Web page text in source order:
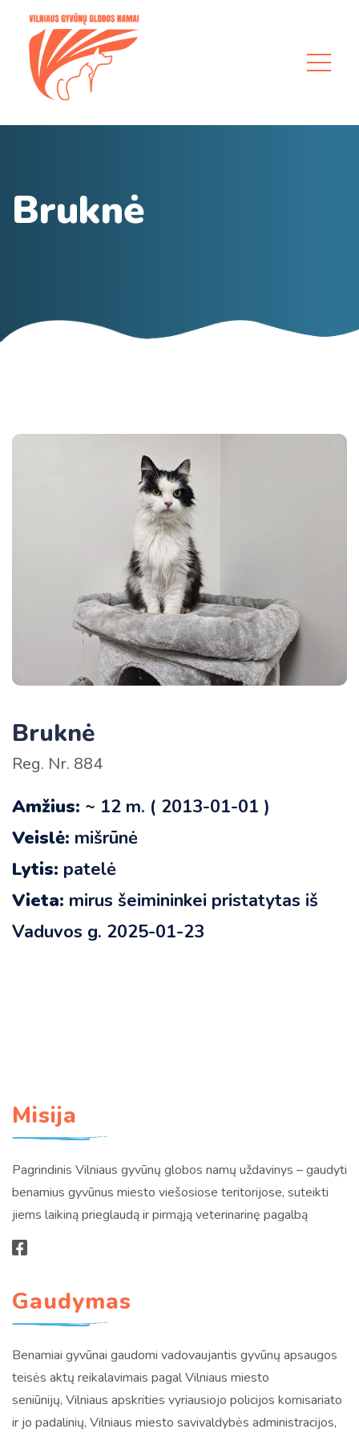
Bruknė
Bruknė
Reg. Nr. 884
Amžius: ~ 12 m. ( 2013-01-01 )
Veislė: mišrūnė
Lytis: patelė
Vieta: mirus šeimininkei pristatytas iš
Vaduvos g. 2025-01-23
Misija
Pagrindinis Vilniaus gyvūnų globos namų uždavinys – gaudyti
benamius gyvūnus miesto viešosiose teritorijose, suteikti
jiems laikiną prieglaudą ir pirmąją veterinarinę pagalbą
Gaudymas
Benamiai gyvūnai gaudomi vadovaujantis gyvūnų apsaugos
teisės aktų reikalavimais pagal Vilniaus miesto
seniūnijų, Vilniaus apskrities vyriausiojo policijos komisariato
ir jo padalinių, Vilniaus miesto savivaldybės administracijos,